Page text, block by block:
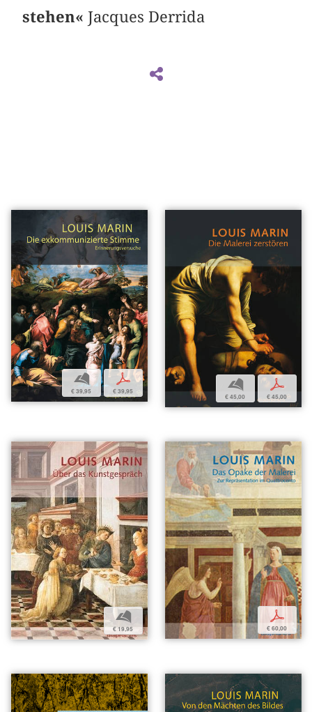
stehen« Jacques Derrida
b
€ 39,95
p
€ 39,95 b
€ 45,00
p
€ 45,00
b
€ 19,95
p
€ 60,00